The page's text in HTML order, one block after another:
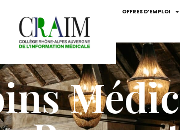
OFFRES D’EMPLOI